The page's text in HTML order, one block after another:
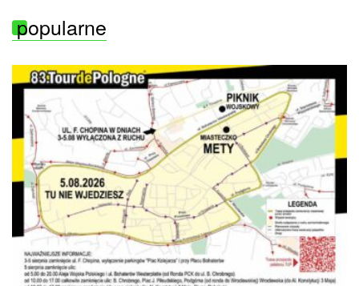
popularne